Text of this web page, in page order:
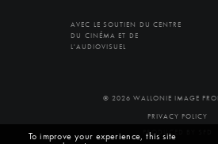
AVEC LE SOUTIEN DU CENTRE
DU CINÉMA ET DE
L'AUDIOVISUEL
© 2026 WALLONIE IMAGE
PRIVACY POLICY
PRODUCED BY SFD
To improve your experience, this site